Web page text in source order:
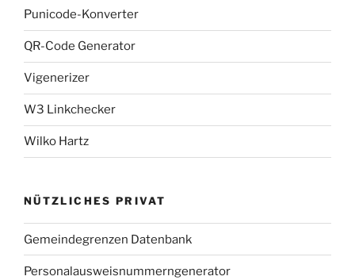
Punicode-Konverter
QR-Code Generator
Vigenerizer
W3 Linkchecker
Wilko Hartz
NÜTZLICHES PRIVAT
Gemeindegrenzen Datenbank
Personalausweisnummerngenerator